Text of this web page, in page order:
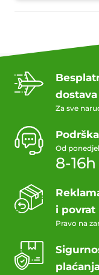
dostava
Za sve
Podrška
Od
8-16h
i povrat
Pravo na